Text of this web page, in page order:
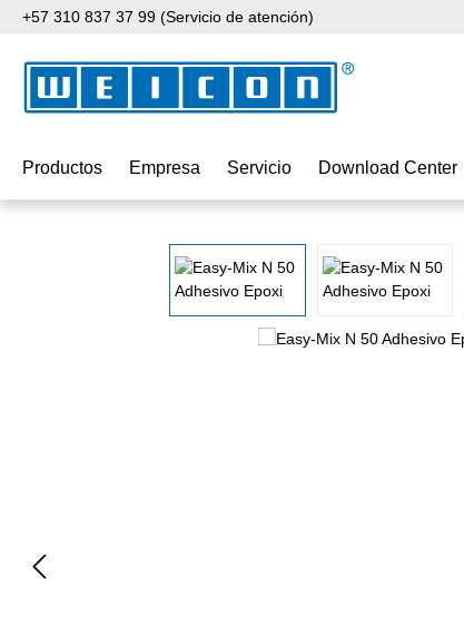
al contenido principal
Saltar a la búsqueda
Saltar a la navegación principal
+57 310 837 37 99 (Servicio de atención)
Productos Empresa Servicio Download Center
Omitir galería de imágenes